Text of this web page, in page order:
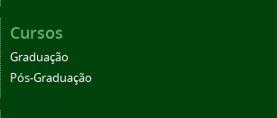
Cursos
Graduação
Pós-Graduação